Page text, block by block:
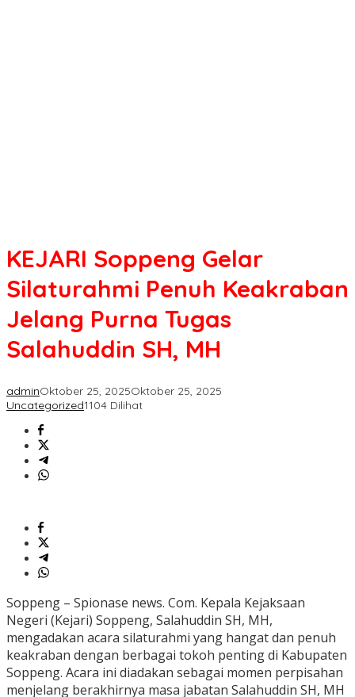
KEJARI Soppeng Gelar
Silaturahmi Penuh Keakraban
Jelang Purna Tugas
Salahuddin SH, MH
adminOktober 25, 2025Oktober 25, 2025
Uncategorized1104 Dilihat
Soppeng – Spionase news. Com. Kepala Kejaksaan
Negeri (Kejari) Soppeng, Salahuddin SH, MH,
mengadakan acara silaturahmi yang hangat dan penuh
keakraban dengan berbagai tokoh penting di Kabupaten
Soppeng. Acara ini diadakan sebagai momen perpisahan
menjelang berakhirnya masa jabatan Salahuddin SH, MH